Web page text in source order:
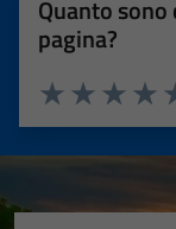
Quanto
pagina?
Valuta 3
Valuta 2
Valuta 1 stelle